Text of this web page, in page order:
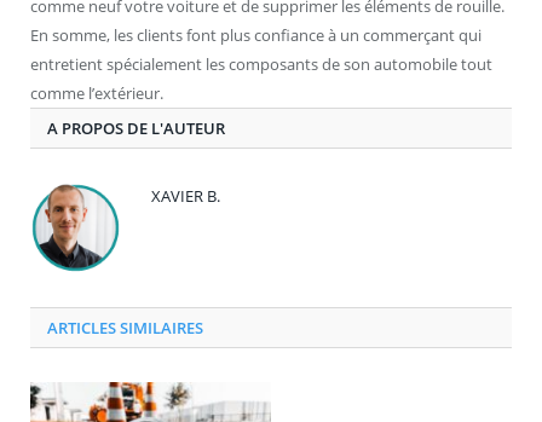
comme neuf votre voiture et de supprimer les éléments de rouille.
En somme, les clients font plus confiance à un commerçant qui
entretient spécialement les composants de son automobile tout
comme l’extérieur.
A PROPOS DE L'AUTEUR
XAVIER B.
ARTICLES SIMILAIRES